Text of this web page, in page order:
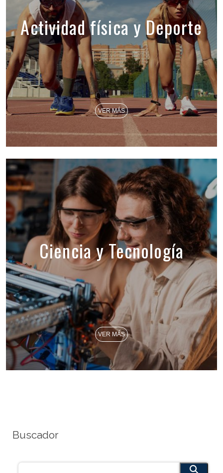
Actividad física y Deporte
VER MÁS
Ciencia y Tecnología
VER MÁS
Buscador